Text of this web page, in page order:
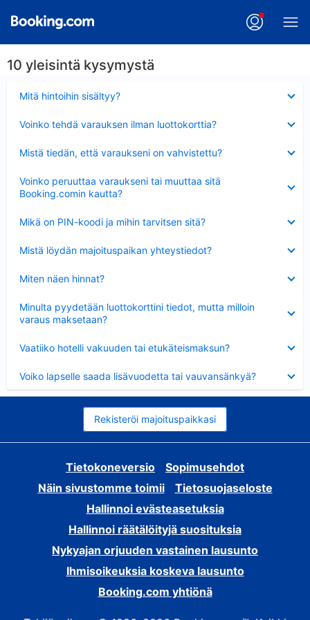
10 yleisintä kysymystä
Mitä hintoihin sisältyy?
Voinko tehdä varauksen ilman luottokorttia?
Mistä tiedän, että varaukseni on vahvistettu?
Voinko peruuttaa varaukseni tai muuttaa sitä
Booking.comin kautta?
Mikä on PIN-koodi ja mihin tarvitsen sitä?
Mistä löydän majoituspaikan yhteystiedot?
Miten näen hinnat?
Minulta pyydetään luottokorttini tiedot, mutta milloin
varaus maksetaan?
Vaatiiko hotelli vakuuden tai etukäteismaksun?
Voiko lapselle saada lisävuodetta tai vauvansänkyä?
Rekisteröi majoituspaikkasi
Tietokoneversio
Sopimusehdot
Näin sivustomme toimii
Tietosuojaseloste
Hallinnoi evästeasetuksia
Hallinnoi räätälöityjä suosituksia
Nykyajan orjuuden vastainen lausunto
Ihmisoikeuksia koskeva lausunto
Booking.com yhtiönä